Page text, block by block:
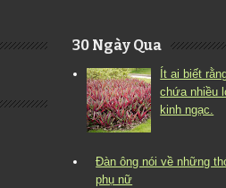
30 Ngày Qua
Ít ai biết
chứa nhiều
kinh ngạc.
Đàn ông nói về những
phụ nữ